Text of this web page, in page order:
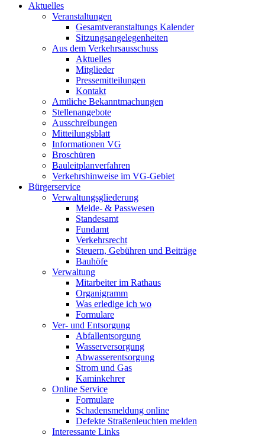
Aktuelles
Veranstaltungen
Gesamtveranstaltungs Kalender
Sitzungsangelegenheiten
Aus dem Verkehrsausschuss
Aktuelles
Mitglieder
Pressemitteilungen
Kontakt
Amtliche Bekanntmachungen
Stellenangebote
Ausschreibungen
Mitteilungsblatt
Informationen VG
Broschüren
Bauleitplanverfahren
Verkehrshinweise im VG-Gebiet
Bürgerservice
Verwaltungsgliederung
Melde- & Passwesen
Standesamt
Fundamt
Verkehrsrecht
Steuern, Gebühren und Beiträge
Bauhöfe
Verwaltung
Mitarbeiter im Rathaus
Organigramm
Was erledige ich wo
Formulare
Ver- und Entsorgung
Abfallentsorgung
Wasserversorgung
Abwasserentsorgung
Strom und Gas
Kaminkehrer
Online Service
Formulare
Schadensmeldung online
Defekte Straßenleuchten melden
Interessante Links